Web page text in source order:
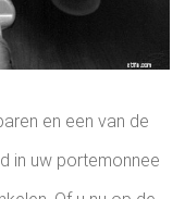
en een van de
in uw portemonnee